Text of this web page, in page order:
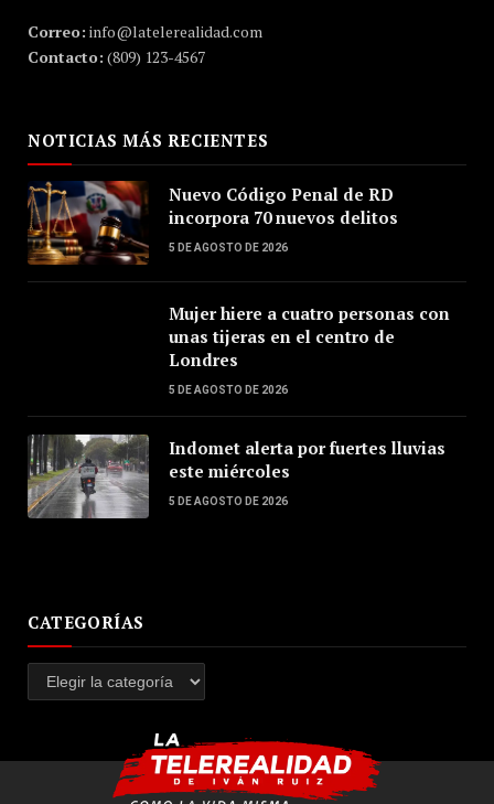
Correo: info@latelerealidad.com
Contacto: (809) 123-4567
NOTICIAS MÁS RECIENTES
Nuevo Código Penal de RD
incorpora 70 nuevos delitos
5 DE AGOSTO DE 2026
Mujer hiere a cuatro personas con
unas tijeras en el centro de
Londres
5 DE AGOSTO DE 2026
Indomet alerta por fuertes lluvias
este miércoles
5 DE AGOSTO DE 2026
CATEGORÍAS
Categorías